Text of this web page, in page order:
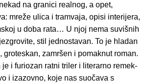
na granici realnog, a opet,
mreže ulica i tramvaja, opisi interijera,
u doba rata… U njoj nema suvišnih
stil jednostavan. To je hladan
groteskan, zamršen i pomaknut roman.
i furiozan ratni triler i literarno remek-
i izazovno, koje nas suočava s